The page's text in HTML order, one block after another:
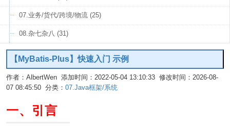
07.业务/货代/跨境/物流 (25)
08.杂七杂八 (31)
【MyBatis-Plus】快速入门 示例
作者：AlbertWen 添加时间：2022-05-04 13:10:33 修改时间：2026-08-
07 08:45:50 分类： 07.Java框架/系统
一、引言